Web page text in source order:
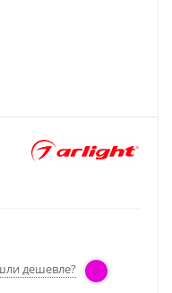
дешевле?